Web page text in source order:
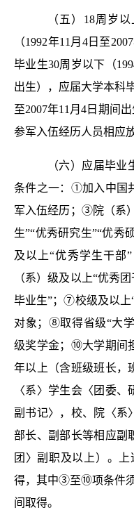
（五）18周岁
（1992年11月4日至
毕业生30周岁以下（
出生），应届大学本科
至2007年11月4日期间
参军入伍经历人员相应
（六）应届毕
条件之一：①加入中国
军入伍经历；③院（系
生”“优秀研究生”“优秀
及以上“优秀学生干部
（系）级及以上“优秀
毕业生”；⑦校级及以上
对象；⑧取得省级“大
级奖学金；⑩大学期间
年以上（含班级班长，
〈系〉学生会〈团委、
副书记〉，校、院〈系
部长、副部长等相应副
团〉副职及以上）。上
得，其中③至⑩项条件须
间取得。